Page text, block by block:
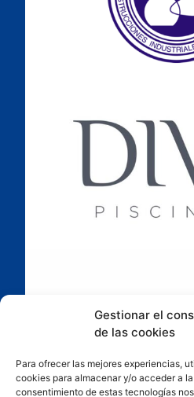
Gestionar el
de las cookies
Para ofrecer las mejores experiencias,
cookies para almacenar y/o acceder a
consentimiento de estas tecnologías